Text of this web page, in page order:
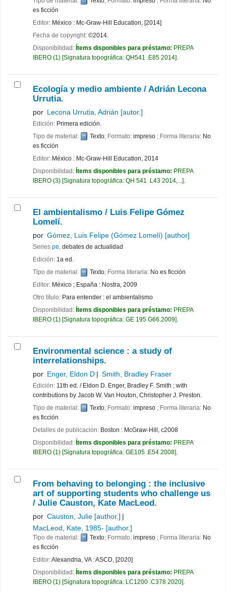
es ficción
Editor: México : Mc-Graw-Hill Education, [2014]
Fecha de copyright: ©2014.
Disponibilidad: Ítems disponibles para préstamo: PREPA
IBERO (1) Signatura topográfica: QH541 .E85 2014 .
Ecología y medio ambiente / Adrián Lecona
Urrutia.
por Lecona Urrutia, Adrián [autor.]
Edición: Primera edición.
Tipo de material:
Texto; Formato: impreso ; Forma literaria: No
es ficción
Editor: México : Mc-Graw-Hill Education, 2014
Disponibilidad: Ítems disponibles para préstamo: PREPA
IBERO (3) Signatura topográfica: QH 541 .L43 2014, .. .
El ambientalismo / Luis Felipe Gómez
Lomelí.
por Gómez, Luis Felipe (Gómez Lomelí) [author]
Series pe . debates de actualidad
Edición: 1a ed.
Tipo de material:
Texto; Forma literaria: No es ficción
Editor: México ; España : Nostra, 2009
Otro título: Para entender : el ambientalismo
Disponibilidad: Ítems disponibles para préstamo: PREPA
IBERO (1) Signatura topográfica: GE 195 G66.2009 .
Environmental science : a study of
interrelationships.
por Enger, Eldon D Smith, Bradley Fraser
Edición: 11th ed. / Eldon D. Enger, Bradley F. Smith ; with
contributions by Jacob W. Van Houton, Christopher J. Preston.
Tipo de material:
Texto; Formato: impreso ; Forma literaria: No
es ficción
Detalles de publicación: Boston : McGraw-Hill, c2008
Disponibilidad: Ítems disponibles para préstamo: PREPA
IBERO (1) Signatura topográfica: GE105 .E54 2008 .
From behaving to belonging : the inclusive
art of supporting students who challenge us
/ Julie Causton, Kate MacLeod.
por Causton, Julie [author.]
MacLeod, Kate , 1985- [author.]
Tipo de material: Texto; Formato: impreso ; Forma literaria: No
es ficción
Editor:Alexandria, VA : ASCD, [2020]
Disponibilidad: Ítems disponibles para préstamo: PREPA
IBERO (1) Signatura topográfica: LC1200 .C378 2020